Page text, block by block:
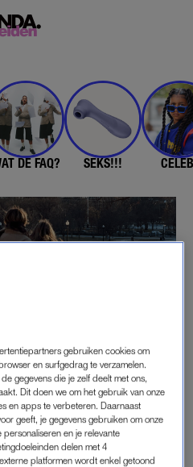
DE FAQ? SEKS!!!
GEDUMPT
NA HAAR ABORTUS:
gebruiken cookies om
en surfgedrag te verzamelen.
gegevens die je zelf deelt met ons,
Dit doen we om het gebruik van onze
en apps te verbeteren. Daarnaast
geeft, je gegevens gebruiken om onze
en je relevante
delen met 4
platformen wordt enkel getoond